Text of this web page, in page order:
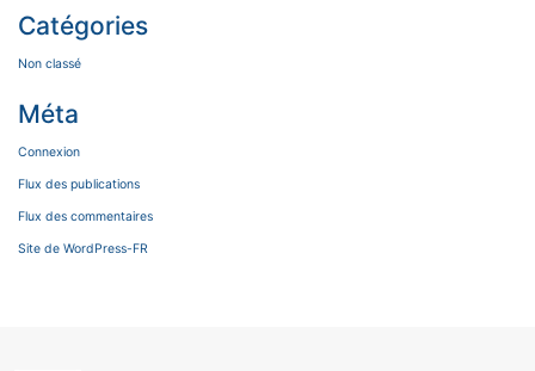
Catégories
Non classé
Méta
Connexion
Flux des publications
Flux des commentaires
Site de WordPress-FR